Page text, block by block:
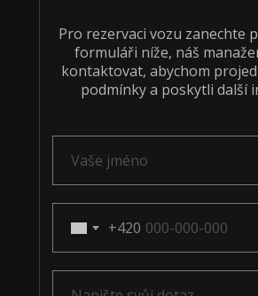
Pro rezervaci vozu zanechte
formuláři níže, náš
kontaktovat, abychom
podmínky a poskytli další
+420